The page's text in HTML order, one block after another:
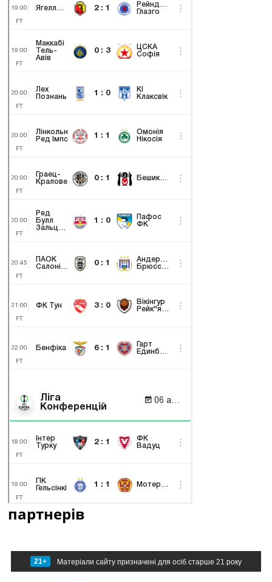
партнерів
21+ Матеріали сайту призначені для осіб старше 21 року